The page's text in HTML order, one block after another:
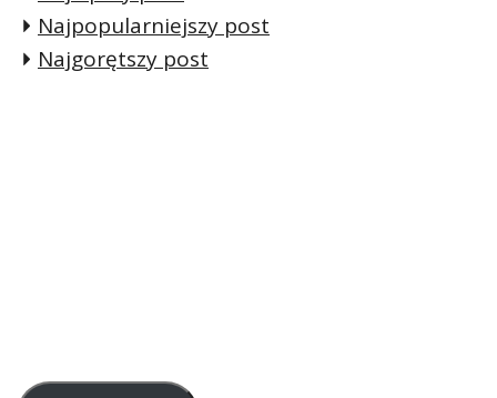
Najpopularniejszy post
Najgorętszy post